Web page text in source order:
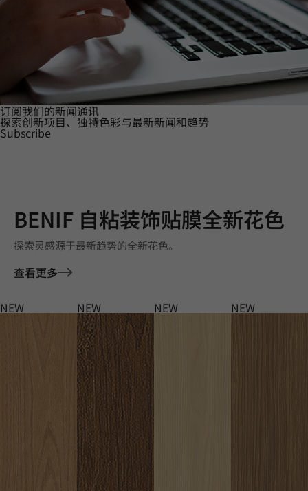
订阅我们的新闻通讯
探索创新项目、独特色彩与最新新闻和趋势
Subscribe
BENIF 自粘装饰贴膜全新花色
探索灵感源于最新趋势的全新花色。
查看更多
NEW NEW NEW NEW